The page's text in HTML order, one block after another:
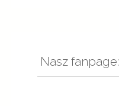
Nasz fanpage: